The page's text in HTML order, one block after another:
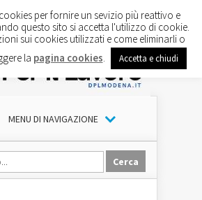
MENU DI NAVIGAZIONE
per fornire un sevizio più reattivo e
questo sito si accetta l'utilizzo di cookie.
sui cookies utilizzati e come eliminarli o
la pagina cookies Accetta e chiudi